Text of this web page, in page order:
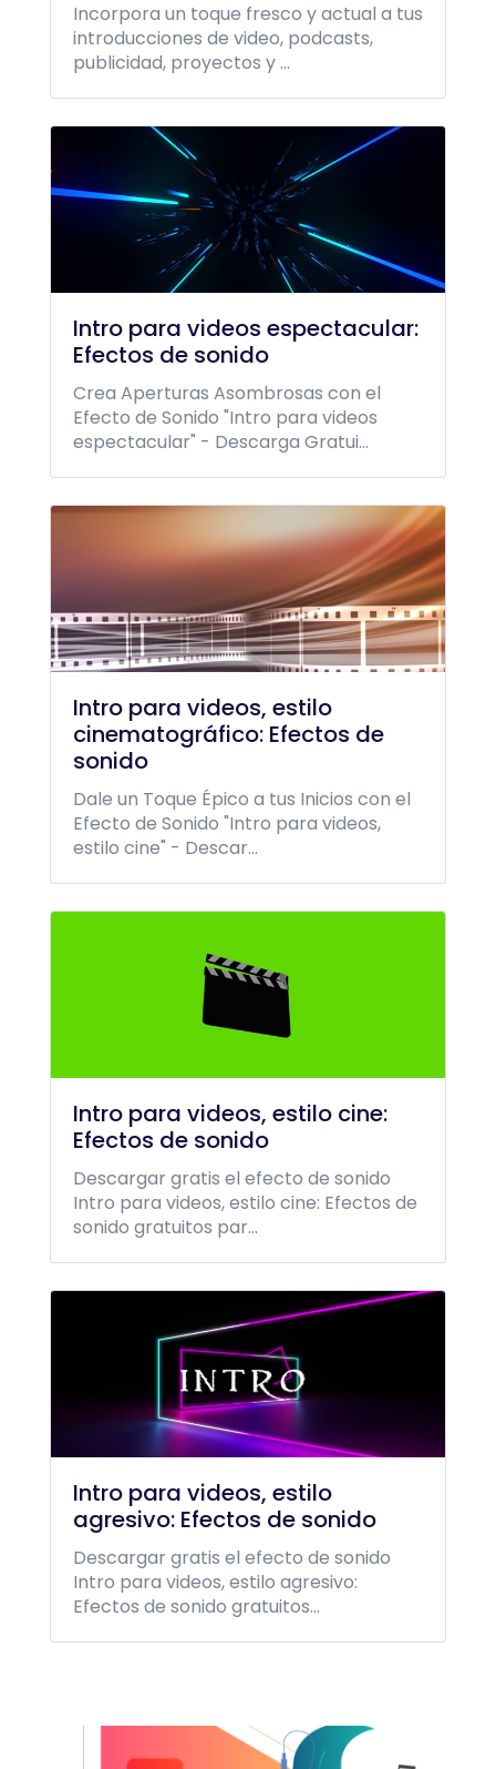
Incorpora un toque fresco y actual a tus
introducciones de video, podcasts,
publicidad, proyectos y ...
Intro para videos espectacular:
Efectos de sonido
Crea Aperturas Asombrosas con el
Efecto de Sonido "Intro para videos
espectacular" - Descarga Gratui...
Intro para videos, estilo
cinematográfico: Efectos de
sonido
Dale un Toque Épico a tus Inicios con el
Efecto de Sonido "Intro para videos,
estilo cine" - Descar...
Intro para videos, estilo cine:
Efectos de sonido
Descargar gratis el efecto de sonido
Intro para videos, estilo cine: Efectos de
sonido gratuitos par...
Intro para videos, estilo
agresivo: Efectos de sonido
Descargar gratis el efecto de sonido
Intro para videos, estilo agresivo:
Efectos de sonido gratuitos...